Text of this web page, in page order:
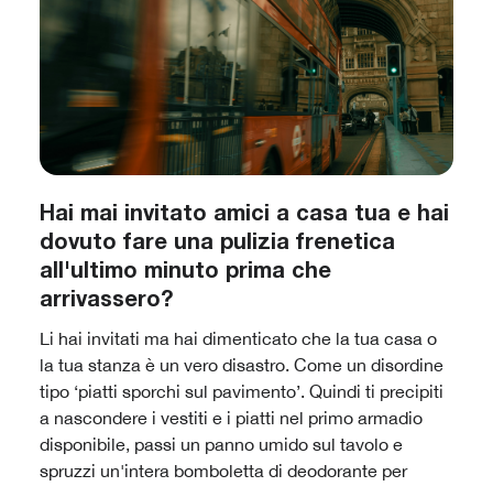
Hai mai invitato amici a casa tua e hai
dovuto fare una pulizia frenetica
all'ultimo minuto prima che
arrivassero?
Li hai invitati ma hai dimenticato che la tua casa o
la tua stanza è un vero disastro. Come un disordine
tipo ‘piatti sporchi sul pavimento’. Quindi ti precipiti
a nascondere i vestiti e i piatti nel primo armadio
disponibile, passi un panno umido sul tavolo e
spruzzi un'intera bomboletta di deodorante per